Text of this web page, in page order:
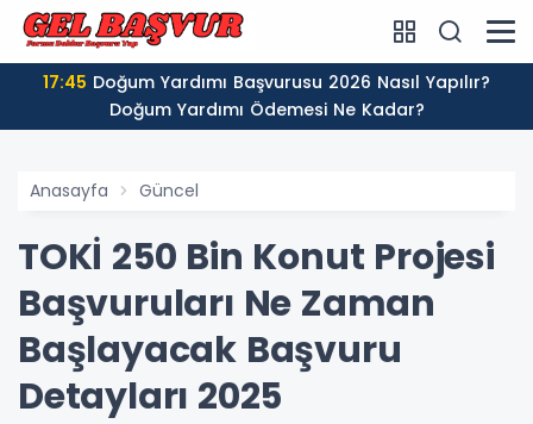
17:45
Doğum Yardımı Ödemesi Ne Kadar?
Anasayfa Güncel
TOKİ 250 Bin Konut Projesi
Başvuruları Ne Zaman
Başlayacak Başvuru
Detayları 2025